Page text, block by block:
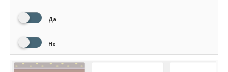
Да
Не